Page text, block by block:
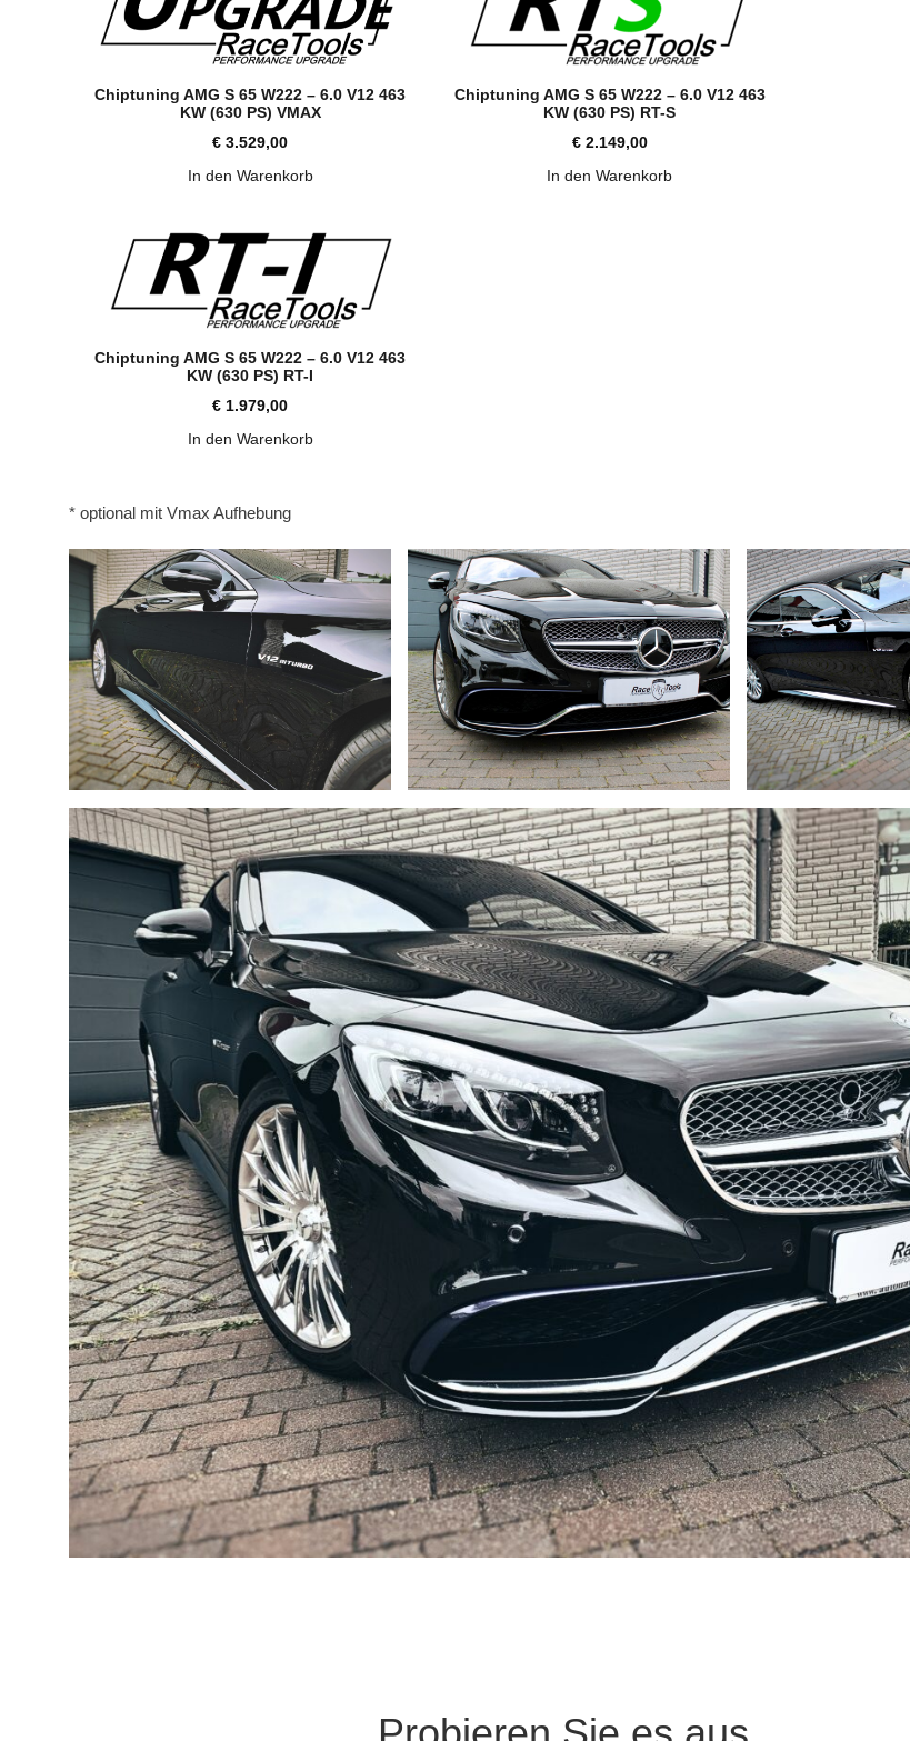
Chiptuning AMG S 65 W222 – 6.0 V12 463
KW (630 PS) VMAX
€ 3.529,00
In den Warenkorb
Chiptuning AMG S 65 W222 – 6.0 V12 463
KW (630 PS) RT-S
€2.149,00
In den Warenkorb
Chiptuning AMG S 65 W222 – 6.0 V12 463
KW (630 PS) RT-I
€ 1.979,00
In den Warenkorb
* optional mit Vmax Aufhebung